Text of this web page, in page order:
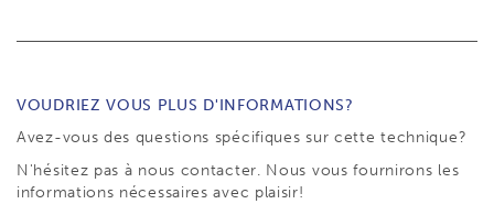
VOUDRIEZ VOUS PLUS D'INFORMATIONS?
Avez-vous des questions spécifiques sur cette technique?
N'hésitez pas à nous contacter. Nous vous fournirons les
informations nécessaires avec plaisir!